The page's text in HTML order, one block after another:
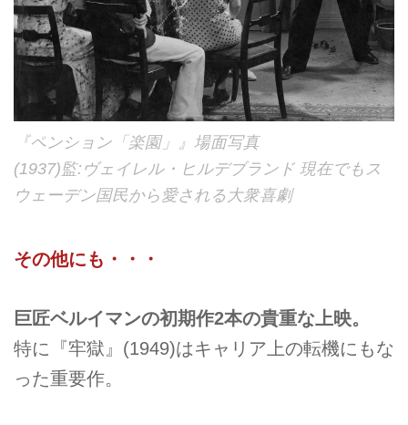
『ペンション「楽園」』場面写真
(1937)監:ヴェイレル・ヒルデブランド 現在でもス
ウェーデン国民から愛される大衆喜劇
その他にも・・・
巨匠ベルイマンの初期作2本の貴重な上映。
特に『牢獄』(1949)はキャリア上の転機にもな
った重要作。